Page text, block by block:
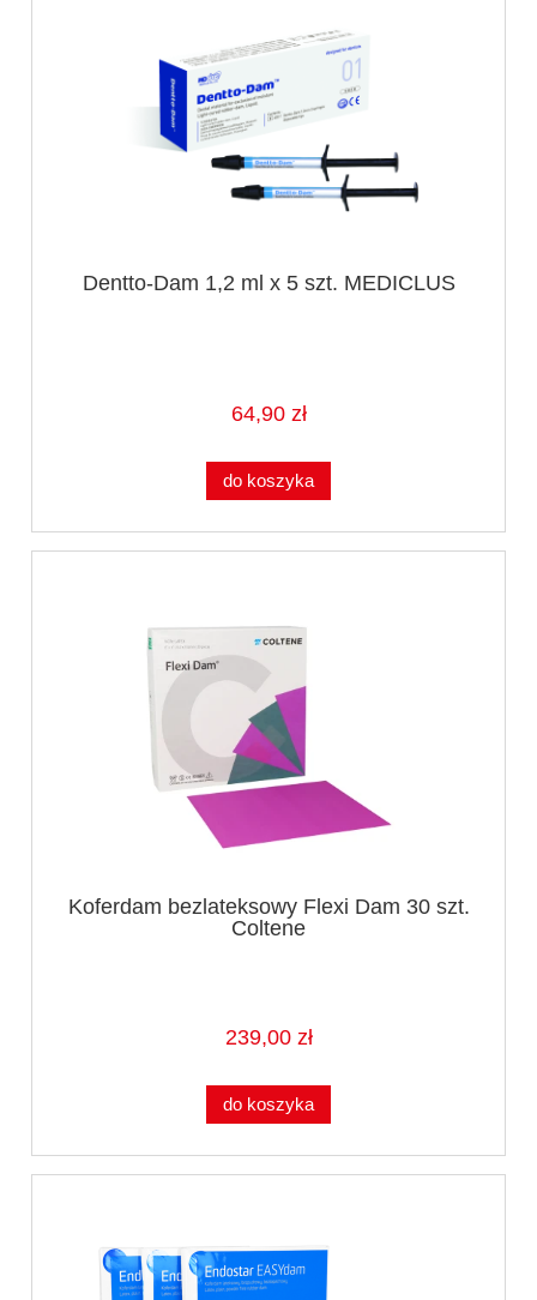
Dentto-Dam 1,2 ml x 5 szt. MEDICLUS
64,90 zł
do koszyka
Koferdam bezlateksowy Flexi Dam 30 szt.
Coltene
239,00 zł
do koszyka